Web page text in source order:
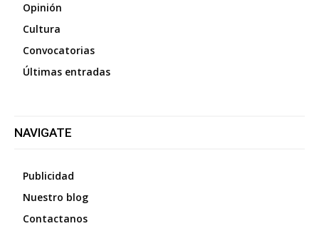
Opinión
Cultura
Convocatorias
Últimas entradas
NAVIGATE
Publicidad
Nuestro blog
Contactanos